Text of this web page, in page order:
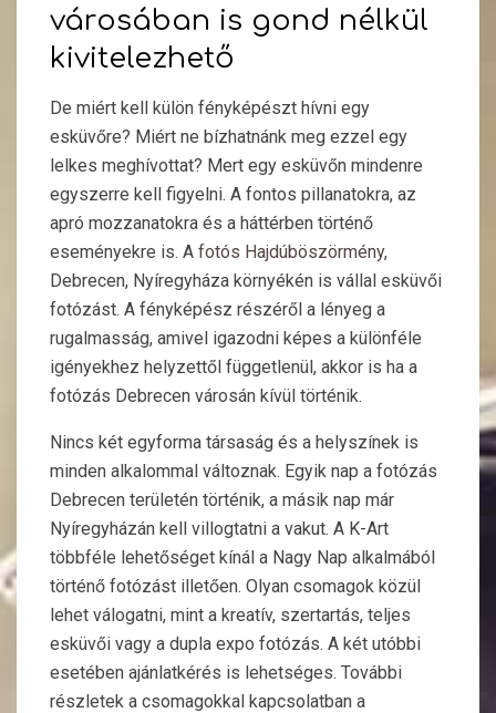
városában is gond nélkül
kivitelezhető
De miért kell külön fényképészt hívni egy
esküvőre? Miért ne bízhatnánk meg ezzel egy
lelkes meghívottat? Mert egy esküvőn mindenre
egyszerre kell figyelni. A fontos pillanatokra, az
apró mozzanatokra és a háttérben történő
eseményekre is. A fotós Hajdúböszörmény,
Debrecen, Nyíregyháza környékén is vállal esküvői
fotózást. A fényképész részéről a lényeg a
rugalmasság, amivel igazodni képes a különféle
igényekhez helyzettől függetlenül, akkor is ha a
fotózás Debrecen városán kívül történik.
Nincs két egyforma társaság és a helyszínek is
minden alkalommal változnak. Egyik nap a fotózás
Debrecen területén történik, a másik nap már
Nyíregyházán kell villogtatni a vakut. A K-Art
többféle lehetőséget kínál a Nagy Nap alkalmából
történő fotózást illetően. Olyan csomagok közül
lehet válogatni, mint a kreatív, szertartás, teljes
esküvői vagy a dupla expo fotózás. A két utóbbi
esetében ajánlatkérés is lehetséges. További
részletek a csomagokkal kapcsolatban a